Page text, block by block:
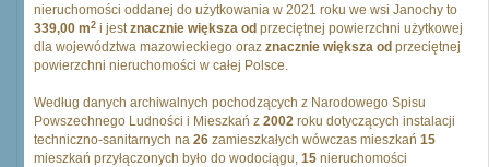
nieruchomości oddanej do użytkowania w 2021 roku we wsi Janochy to
339,00 m2 i jestznacznie większa od przeciętnej powierzchni użytkowej
dla województwa mazowieckiego oraz znacznie większa od przeciętnej
powierzchni nieruchomości w całej Polsce.
Według danych archiwalnych pochodzących z Narodowego Spisu
Powszechnego Ludności i Mieszkań z 2002 roku dotyczących instalacji
techniczno-sanitarnych na 26 zamieszkałych wówczas mieszkań 15
mieszkań przyłączonych było do wodociągu, 15 nieruchomości